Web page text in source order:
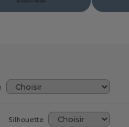
Silhouette